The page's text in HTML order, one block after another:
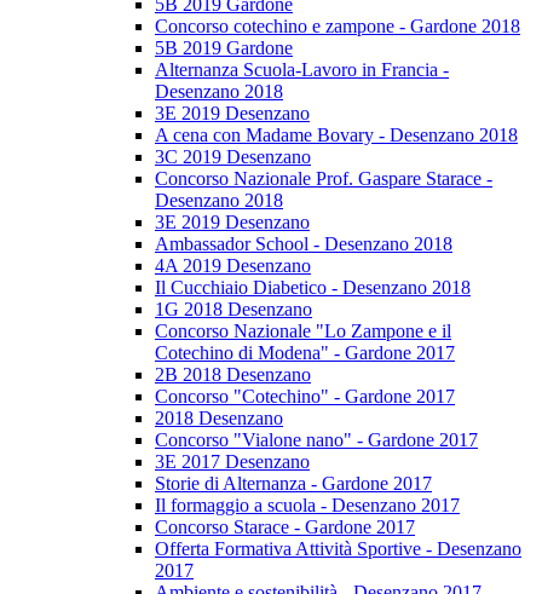
5B 2019 Gardone
Concorso cotechino e zampone - Gardone 2018
5B 2019 Gardone
Alternanza Scuola-Lavoro in Francia -
Desenzano 2018
3E 2019 Desenzano
A cena con Madame Bovary - Desenzano 2018
3C 2019 Desenzano
Concorso Nazionale Prof. Gaspare Starace -
Desenzano 2018
3E 2019 Desenzano
Ambassador School - Desenzano 2018
4A 2019 Desenzano
Il Cucchiaio Diabetico - Desenzano 2018
1G 2018 Desenzano
Concorso Nazionale "Lo Zampone e il
Cotechino di Modena" - Gardone 2017
2B 2018 Desenzano
Concorso "Cotechino" - Gardone 2017
2018 Desenzano
Concorso "Vialone nano" - Gardone 2017
3E 2017 Desenzano
Storie di Alternanza - Gardone 2017
Il formaggio a scuola - Desenzano 2017
Concorso Starace - Gardone 2017
Offerta Formativa Attività Sportive - Desenzano
2017